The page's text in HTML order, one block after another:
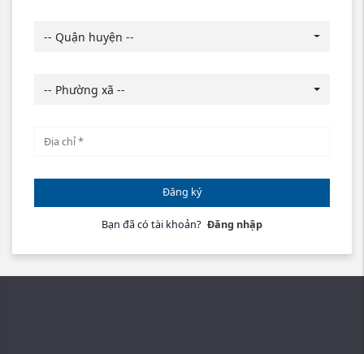
-- Quận huyện --
-- Phường xã --
Đăng ký
Bạn đã có tài khoản? Đăng nhập